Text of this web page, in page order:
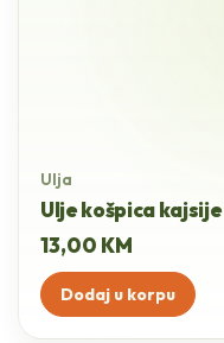
Ulja
Ulje košpica kajsije
13,00 KM
Dodaj u korpu